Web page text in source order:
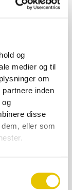
og
medier og til
om
inden
og
disse
eller som